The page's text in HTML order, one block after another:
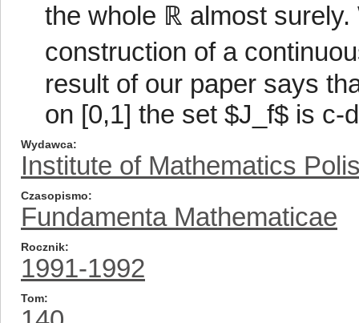
the whole ℝ almost
construction of a
result of our paper says
on [0,1] the set $J_f$ is c-
Wydawca
Institute of Mathematics
Czasopismo
Fundamenta Mathematicae
Rocznik
1991-1992
Tom